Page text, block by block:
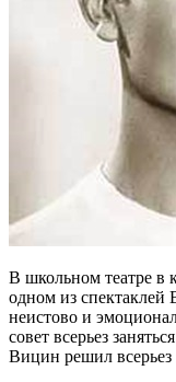
В школьном театре в
одном из
неистово и
совет всерьез
Вицин решил всерьез